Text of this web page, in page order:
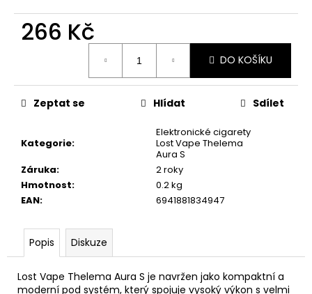
266 Kč
DO KOŠÍKU
Kategorie:
Elektronické cigarety
Lost Vape Thelema
Aura S
Záruka:
2 roky
Hmotnost:
0.2 kg
EAN: 6941881834947
Zeptat se Hlídat Sdílet
Popis Diskuze
Lost Vape Thelema Aura S je navržen jako kompaktní a
moderní pod systém, který spojuje vysoký výkon s velmi
BAR
600
PEACH
MANGO
(ANANAS
BROSKVÍ
139
Kč